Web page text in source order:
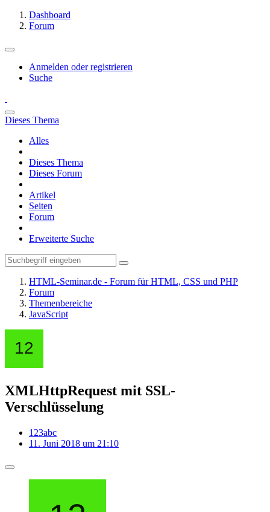
Dashboard
Forum
Anmelden oder registrieren
Suche
Dieses Thema
Alles
Dieses Thema
Dieses Forum
Artikel
Seiten
Forum
Erweiterte Suche
HTML-Seminar.de - Forum für HTML, CSS und PHP
Forum
Themenbereiche
JavaScript
XMLHttpRequest mit SSL-
Verschlüsselung
123abc
11. Juni 2018 um 21:10